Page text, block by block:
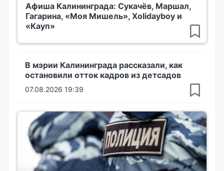
Афиша Калининграда: Сукачёв, Маршал,
Гагарина, «Моя Мишель», Xolidayboy и
«Кауп»
В мэрии Калининграда рассказали, как
остановили отток кадров из детсадов
07.08.2026 19:39